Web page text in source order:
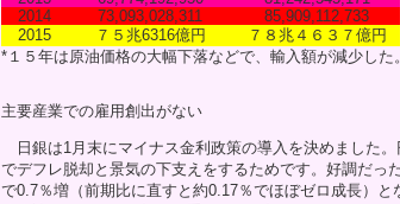
2014
73,093,028,311
85,909,112,733
2015
７５兆6316億円
７８兆４６３７億円
*１５年は原油価格の大幅下落などで、輸入額が減少した。
主要産業での雇用創出がない
日銀は1月末にマイナス金利政策の導入を決めました
でデフレ脱却と景気の下支えをするためです。好調だっ
で0.7％増（前期比に直すと約0.17％でほぼゼロ成長）